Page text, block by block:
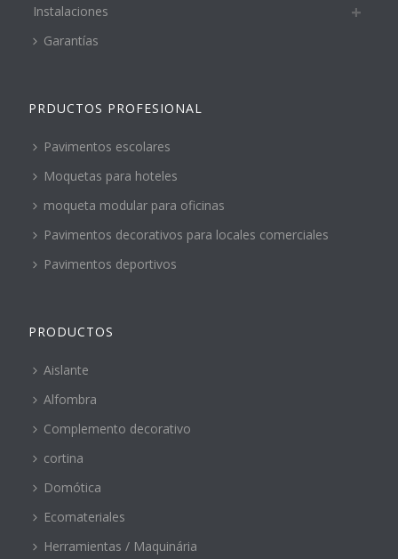
Instalaciones
Garantías
PRDUCTOS PROFESIONAL
Pavimentos escolares
Moquetas para hoteles
moqueta modular para oficinas
Pavimentos decorativos para locales comerciales
Pavimentos deportivos
PRODUCTOS
Aislante
Alfombra
Complemento decorativo
cortina
Domótica
Ecomateriales
Herramientas / Maquinária